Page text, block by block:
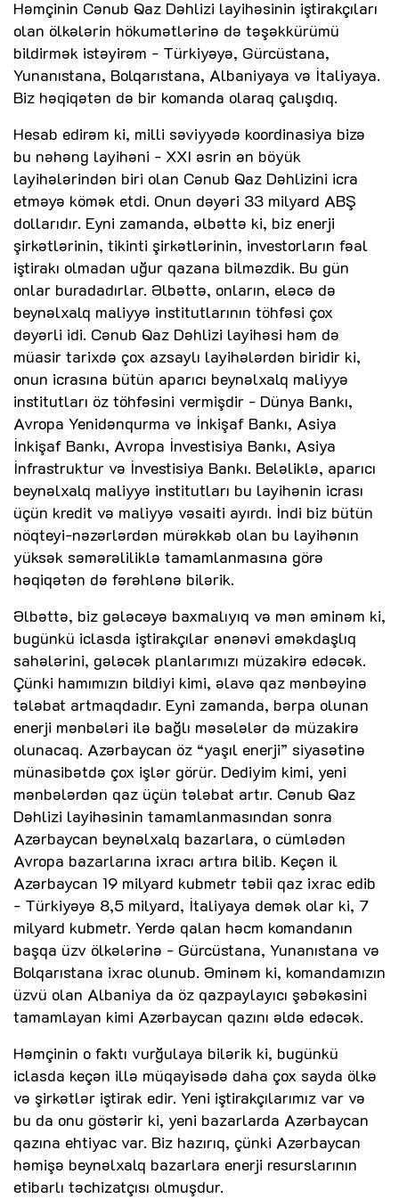
Həmçinin Cənub Qaz Dəhlizi layihəsinin iştirakçıları
olan ölkələrin hökumətlərinə də təşəkkürümü
bildirmək istəyirəm - Türkiyəyə, Gürcüstana,
Yunanıstana, Bolqarıstana, Albaniyaya və İtaliyaya.
Biz həqiqətən də bir komanda olaraq çalışdıq.
Hesab edirəm ki, milli səviyyədə koordinasiya bizə
bu nəhəng layihəni - XXI əsrin ən böyük
layihələrindən biri olan Cənub Qaz Dəhlizini icra
etməyə kömək etdi. Onun dəyəri 33 milyard ABŞ
dollarıdır. Eyni zamanda, əlbəttə ki, biz enerji
şirkətlərinin, tikinti şirkətlərinin, investorların fəal
iştirakı olmadan uğur qazana bilməzdik. Bu gün
onlar buradadırlar. Əlbəttə, onların, eləcə də
beynəlxalq maliyyə institutlarının töhfəsi çox
dəyərli idi. Cənub Qaz Dəhlizi layihəsi həm də
müasir tarixdə çox azsaylı layihələrdən biridir ki,
onun icrasına bütün aparıcı beynəlxalq maliyyə
institutları öz töhfəsini vermişdir - Dünya Bankı,
Avropa Yenidənqurma və İnkişaf Bankı, Asiya
İnkişaf Bankı, Avropa İnvestisiya Bankı, Asiya
İnfrastruktur və İnvestisiya Bankı. Beləliklə, aparıcı
beynəlxalq maliyyə institutları bu layihənin icrası
üçün kredit və maliyyə vəsaiti ayırdı. İndi biz bütün
nöqteyi-nəzərlərdən mürəkkəb olan bu layihənın
yüksək səmərəliliklə tamamlanmasına görə
həqiqətən də fərəhlənə bilərik.
Əlbəttə, biz gələcəyə baxmalıyıq və mən əminəm ki,
bugünkü iclasda iştirakçılar ənənəvi əməkdaşlıq
sahələrini, gələcək planlarımızı müzakirə edəcək.
Çünki hamımızın bildiyi kimi, əlavə qaz mənbəyinə
tələbat artmaqdadır. Eyni zamanda, bərpa olunan
enerji mənbələri ilə bağlı məsələlər də müzakirə
olunacaq. Azərbaycan öz “yaşıl enerji” siyasətinə
münasibətdə çox işlər görür. Dediyim kimi, yeni
mənbələrdən qaz üçün tələbat artır. Cənub Qaz
Dəhlizi layihəsinin tamamlanmasından sonra
Azərbaycan beynəlxalq bazarlara, o cümlədən
Avropa bazarlarına ixracı artıra bilib. Keçən il
Azərbaycan 19 milyard kubmetr təbii qaz ixrac edib
- Türkiyəyə 8,5 milyard, İtaliyaya demək olar ki, 7
milyard kubmetr. Yerdə qalan həcm komandanın
başqa üzv ölkələrinə - Gürcüstana, Yunanıstana və
Bolqarıstana ixrac olunub. Əminəm ki, komandamızın
üzvü olan Albaniya da öz qazpaylayıcı şəbəkəsini
tamamlayan kimi Azərbaycan qazını əldə edəcək.
Həmçinin o faktı vurğulaya bilərik ki, bugünkü
iclasda keçən illə müqayisədə daha çox sayda ölkə
və şirkətlər iştirak edir. Yeni iştirakçılarımız var və
bu da onu göstərir ki, yeni bazarlarda Azərbaycan
qazına ehtiyac var. Biz hazırıq, çünki Azərbaycan
həmişə beynəlxalq bazarlara enerji resurslarının
etibarlı təchizatçısı olmuşdur.